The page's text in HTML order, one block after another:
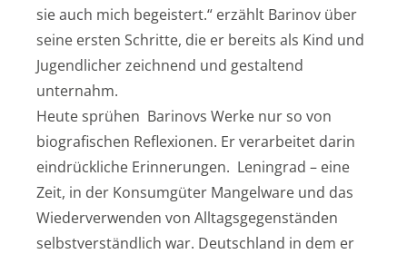
sie auch mich begeistert.“ erzählt Barinov über
seine ersten Schritte, die er bereits als Kind und
Jugendlicher zeichnend und gestaltend
unternahm.
Heute sprühen Barinovs Werke nur so von
biografischen Reflexionen. Er verarbeitet darin
eindrückliche Erinnerungen. Leningrad – eine
Zeit, in der Konsumgüter Mangelware und das
Wiederverwenden von Alltagsgegenständen
selbstverständlich war. Deutschland in dem er